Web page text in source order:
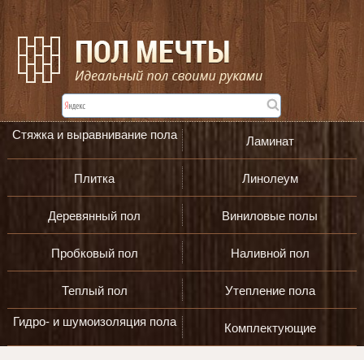
Стяжка и выравнивание пола Ламинат
Плитка Линолеум
Деревянный пол Виниловые полы
Пробковый пол Наливной пол
Теплый пол Утепление пола
Гидро- и шумоизоляция пола Комплектующие